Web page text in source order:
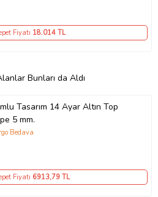
Fiyatı 18.014TL
Bunları da Aldı
Tasarım 14 Ayar Altın Top
5 mm.
Bedava
Fiyatı 6913,79 TL